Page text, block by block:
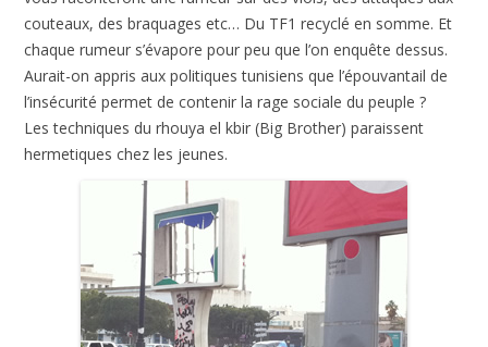
couteaux, des braquages etc… Du TF1 recyclé en somme. Et
chaque rumeur s’évapore pour peu que l’on enquête dessus.
Aurait-on appris aux politiques tunisiens que l’épouvantail de
l’insécurité permet de contenir la rage sociale du peuple ?
Les techniques du rhouya el kbir (Big Brother) paraissent
hermetiques chez les jeunes.